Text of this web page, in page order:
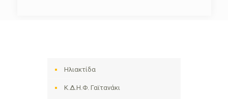
Ηλιακτίδα
Κ.Δ.Η.Φ. Γαϊτανάκι